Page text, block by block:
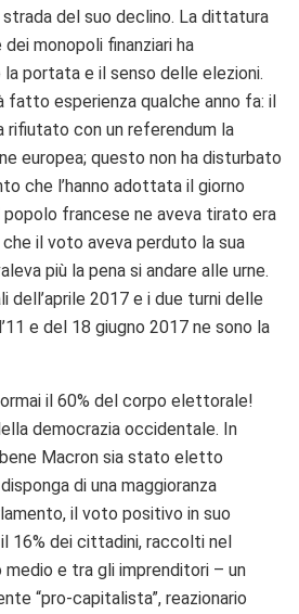
del suo declino. La dittatura
monopoli finanziari ha
portata e il senso delle elezioni.
fatto esperienza qualche anno fa: il
rifiutato con un referendum la
europea; questo non ha disturbato
che l’hanno adottata il giorno
francese ne aveva tirato era
il voto aveva perduto la sua
più la pena si andare alle urne.
dell’aprile 2017 e i due turni delle
e del 18 giugno 2017 ne sono la
il 60% del corpo elettorale!
democrazia occidentale. In
Macron sia stato eletto
di una maggioranza
il voto positivo in suo
16% dei cittadini, raccolti nel
e tra gli imprenditori – un
“pro-capitalista”, reazionario